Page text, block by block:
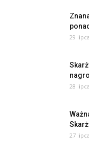
29
28
27